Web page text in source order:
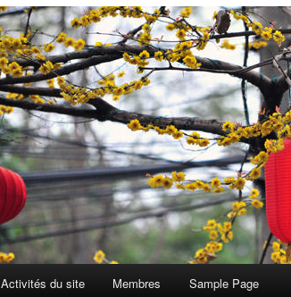
Activités du site Membres Sample Page